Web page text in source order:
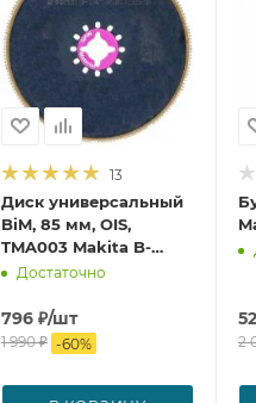
13
Диск универсальный
BiM, 85 мм, OIS,
TMA003 Makita B-
21294
Достаточно
796 ₽/шт
1 990₽ -60% 2